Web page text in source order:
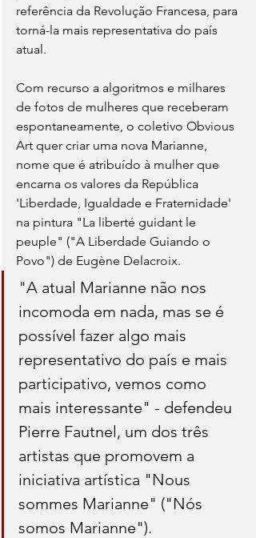
referência da Revolução Francesa, para
torná-la mais representativa do país
atual.
Com recurso a algoritmos e milhares
de fotos de mulheres que receberam
espontaneamente, o coletivo Obvious
Art quer criar uma nova Marianne,
nome que é atribuído à mulher que
encarna os valores da República
'Liberdade, Igualdade e Fraternidade'
na pintura "La liberté guidant le
peuple" ("A Liberdade Guiando o
Povo") de Eugène Delacroix.
"A atual Marianne não nos
incomoda em nada, mas se é
possível fazer algo mais
representativo do país e mais
participativo, vemos como
mais interessante" - defendeu
Pierre Fautnel, um dos três
artistas que promovem a
iniciativa artística "Nous
sommes Marianne" ("Nós
somos Marianne").